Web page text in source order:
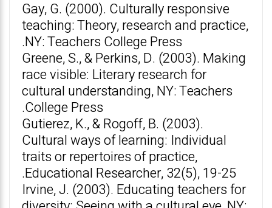
Gay, G. (2000). Culturally responsive
teaching: Theory, research and practice,
NY: Teachers College Press.
Greene, S., & Perkins, D. (2003). Making
race visible: Literary research for
cultural understanding, NY: Teachers
College Press.
Gutierez, K., & Rogoff, B. (2003).
Cultural ways of learning: Individual
traits or repertoires of practice,
Educational Researcher, 32(5), 19-25.
Irvine, J. (2003). Educating teachers for